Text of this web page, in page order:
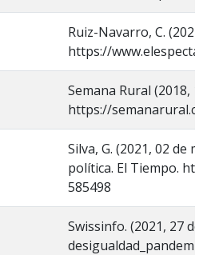
Ruiz-Navarro, C.
https://
Semana Rural (2018,
https://
Silva, G. (2021, 02 de
política. El Tiempo.
585498
Swissinfo. (2021, 27